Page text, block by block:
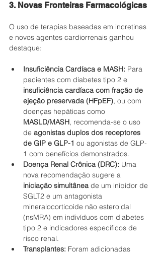
3. Novas Fronteiras Farmacológicas
O uso de terapias baseadas em incretinas
e novos agentes cardiorrenais ganhou
destaque:
Insuficiência Cardíaca e MASH: Para
pacientes com diabetes tipo 2 e
insuficiência cardíaca com fração de
ejeção preservada (HFpEF), ou com
doenças hepáticas como
MASLD/MASH, recomenda-se o uso
de agonistas duplos dos receptores
de GIP e GLP-1 ou agonistas de GLP-
1 com benefícios demonstrados.
Doença Renal Crônica (DRC): Uma
nova recomendação sugere a
iniciação simultânea de um inibidor de
SGLT2 e um antagonista
mineralocorticoide não esteroidal
(nsMRA) em indivíduos com diabetes
tipo 2 e indicadores específicos de
risco renal.
Transplantes: Foram adicionadas